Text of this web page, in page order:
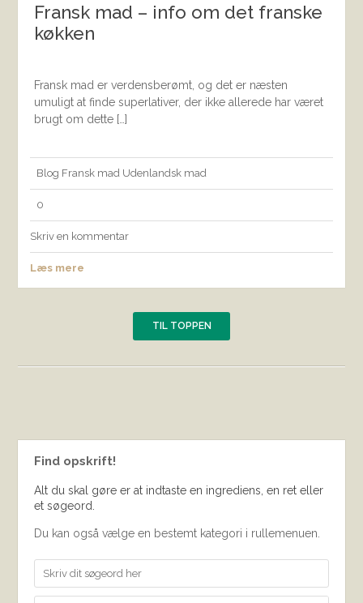
Fransk mad – info om det franske
køkken
Fransk mad er verdensberømt, og det er næsten
umuligt at finde superlativer, der ikke allerede har været
brugt om dette […]
Blog Fransk mad Udenlandsk mad
0
Skriv en kommentar
Læs mere
TIL TOPPEN
Find opskrift!
Alt du skal gøre er at indtaste en ingrediens, en ret eller
et søgeord.
Du kan også vælge en bestemt kategori i rullemenuen.